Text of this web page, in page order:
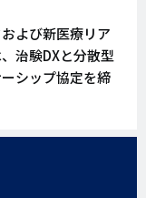
よび新医療リア
治験DXと分散型
シップ協定を締